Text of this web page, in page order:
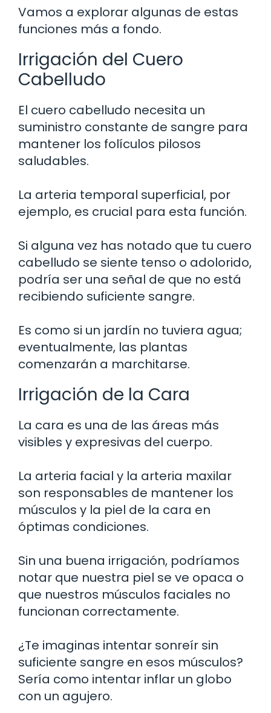
Vamos a explorar algunas de estas
funciones más a fondo.
Irrigación del Cuero
Cabelludo
El cuero cabelludo necesita un
suministro constante de sangre para
mantener los folículos pilosos
saludables.
La arteria temporal superficial, por
ejemplo, es crucial para esta función.
Si alguna vez has notado que tu cuero
cabelludo se siente tenso o adolorido,
podría ser una señal de que no está
recibiendo suficiente sangre.
Es como si un jardín no tuviera agua;
eventualmente, las plantas
comenzarán a marchitarse.
Irrigación de la Cara
La cara es una de las áreas más
visibles y expresivas del cuerpo.
La arteria facial y la arteria maxilar
son responsables de mantener los
músculos y la piel de la cara en
óptimas condiciones.
Sin una buena irrigación, podríamos
notar que nuestra piel se ve opaca o
que nuestros músculos faciales no
funcionan correctamente.
¿Te imaginas intentar sonreír sin
suficiente sangre en esos músculos?
Sería como intentar inflar un globo
con un agujero.